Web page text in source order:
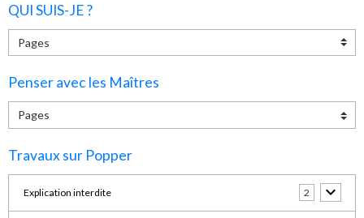
QUI SUIS-JE ?
Penser avec les Maîtres
Travaux sur Popper
Explication interdite 2